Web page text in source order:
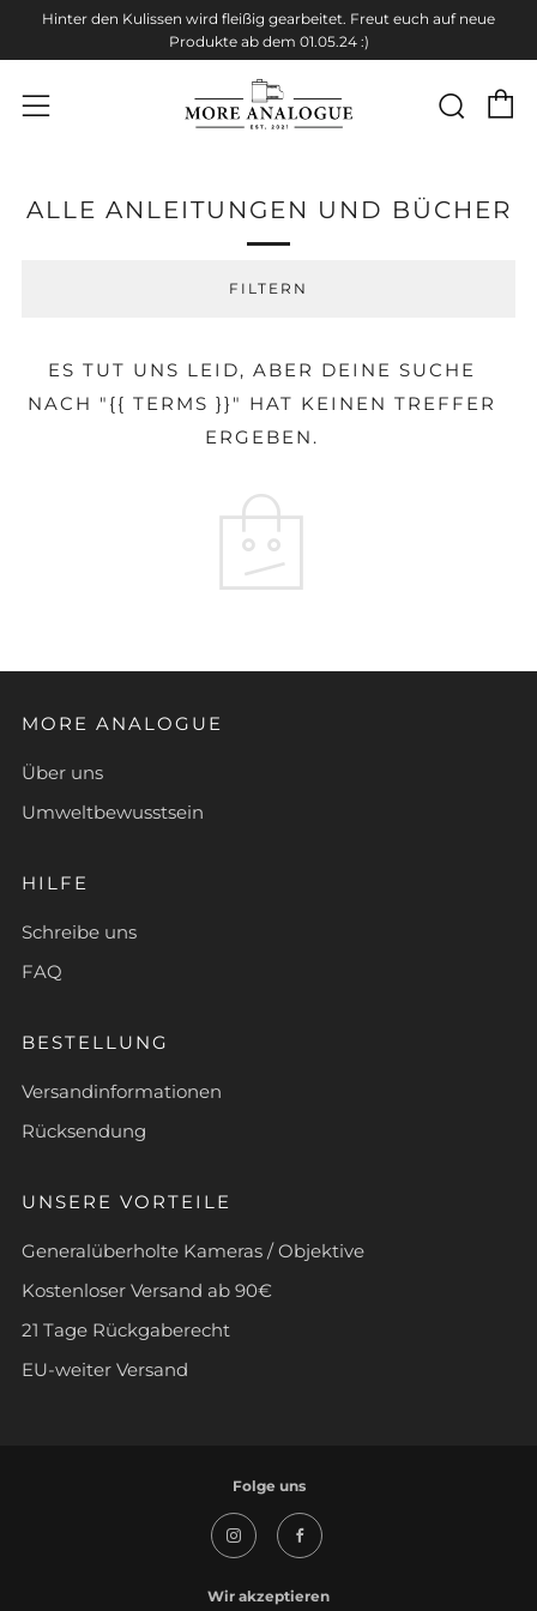
Hinter den Kulissen wird fleißig gearbeitet. Freut euch auf neue
Produkte ab dem 01.05.24 :)
Menü
ALLE ANLEITUNGEN UND BÜCHER
FILTERN
ES TUT UNS LEID, ABER DEINE SUCHE
NACH "{{ TERMS }}" HAT KEINEN TREFFER
ERGEBEN.
MORE ANALOGUE
Über uns
Umweltbewusstsein
HILFE
Schreibe uns
FAQ
BESTELLUNG
Versandinformationen
Rücksendung
UNSERE VORTEILE
Generalüberholte Kameras / Objektive
Kostenloser Versand ab 90€
21 Tage Rückgaberecht
EU-weiter Versand
Folge uns
InstagramFacebook
Wir akzeptieren